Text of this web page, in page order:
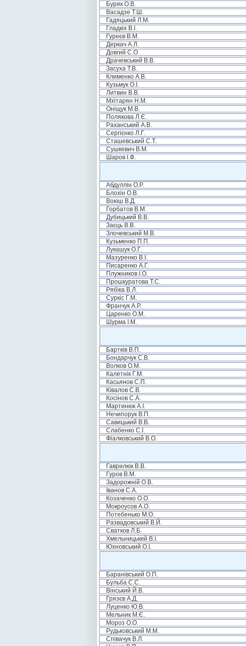
Буряк О.В.
Васадзе Т.Ш.
Гадяцький Л.М.
Гладкіх В.І.
Гуреєв В.М.
Деркач А.Л.
Довгий С.О.
Драчевський В.В.
Засуха Т.В.
Клименко А.В.
Кузьмук О.І.
Литвин В.В.
Мхітарян Н.М.
Оніщук М.В.
Полякова Л.Є.
Раханський А.В.
Сергієнко Л.Г.
Сташевський С.Т.
Сушкевич В.М.
Шаров І.Ф.
Абдуллін О.Р.
Блохін О.В.
Воюш В.Д.
Горбатов В.М.
Дубицький В.В.
Заєць В.В.
Злочевський М.В.
Кузьменко П.П.
Лукашук О.Г.
Мазуренко В.І.
Писаренко А.Г.
Плужников І.О.
Прошкуратова Т.С.
Рябіка В.Л.
Суркіс Г.М.
Франчук А.Р.
Царенко О.М.
Шурма І.М.
Бартків В.П.
Бондарчук С.В.
Волков О.М.
Калетнік Г.М.
Касьянов С.П.
Ківалов С.В.
Косінов С.А.
Мартинюк А.І.
Нечипорук В.П.
Савицький В.В.
Слабенко С.І.
Фіалковський В.О.
Гаврилюк В.В.
Гуров В.М.
Задорожній О.В.
Іванов С.А.
Козаченко О.О.
Мокроусов А.О.
Потебенько М.О.
Развадовський В.Й.
Сватков Л.Б.
Хмельницький В.І.
Юхновський О.І.
Баранівський О.П.
Бульба С.С.
Вінський Й.В.
Грязєв А.Д.
Луценко Ю.В.
Мельник М.Є.
Мороз О.О.
Рудьковський М.М.
Співачук В.Л.